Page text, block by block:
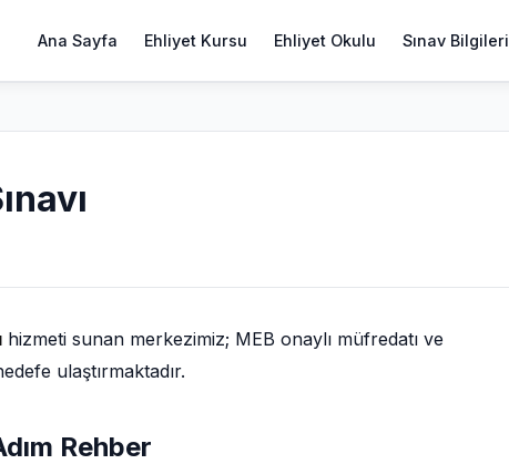
Ana Sayfa Ehliyet Kursu Ehliyet Okulu Sınav Bilgileri
hizmeti sunan merkezimiz; MEB onaylı müfredatı ve
ulaştırmaktadır.
Rehber